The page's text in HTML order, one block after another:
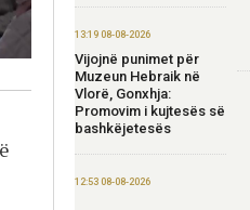
13:19 08-08-2026
Vijojnë punimet për
Muzeun Hebraik në
Vlorë, Gonxhja:
Promovim i kujtesës së
bashkëjetesës
12:53 08-08-2026